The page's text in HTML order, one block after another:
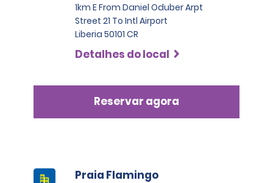
1km E From Daniel Oduber Arpt
Street 21 To Intl Airport
Liberia 50101 CR
Detalhes do local
Reservar agora
Praia Flamingo